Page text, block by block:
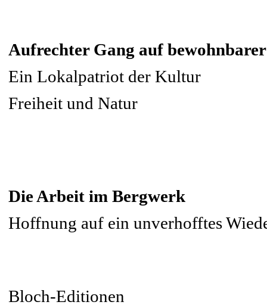
Aufrechter Gang auf
Ein Lokalpatriot der Kultur
Freiheit und Natur
Die Arbeit im Bergwerk
Hoffnung auf ein unverhofftes
Bloch-Editionen